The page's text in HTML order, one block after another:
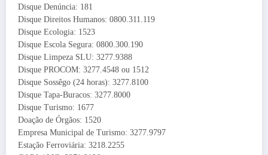
Disque Denúncia: 181
Disque Direitos Humanos: 0800.311.119
Disque Ecologia: 1523
Disque Escola Segura: 0800.300.190
Disque Limpeza SLU: 3277.9388
Disque PROCOM: 3277.4548 ou 1512
Disque Sossêgo (24 horas): 3277.8100
Disque Tapa-Buracos: 3277.8000
Disque Turismo: 1677
Doação de Órgãos: 1520
Empresa Municipal de Turismo: 3277.9797
Estação Ferroviária: 3218.2255